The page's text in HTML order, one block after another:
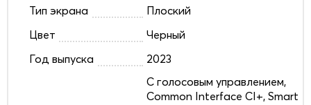
Тип экрана
Плоский
Цвет
Черный
Год выпуска
2023
C голосовым управлением,
Common Interface CI+, Smart